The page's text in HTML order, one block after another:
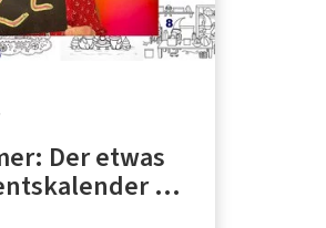
Der etwas
-